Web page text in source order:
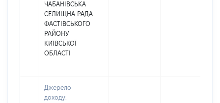
ЧАБАНІВСЬКА
СЕЛИЩНА РАДА
ФАСТІВСЬКОГО
РАЙОНУ
КИЇВСЬКОЇ
ОБЛАСТІ
Джерело
доходу: